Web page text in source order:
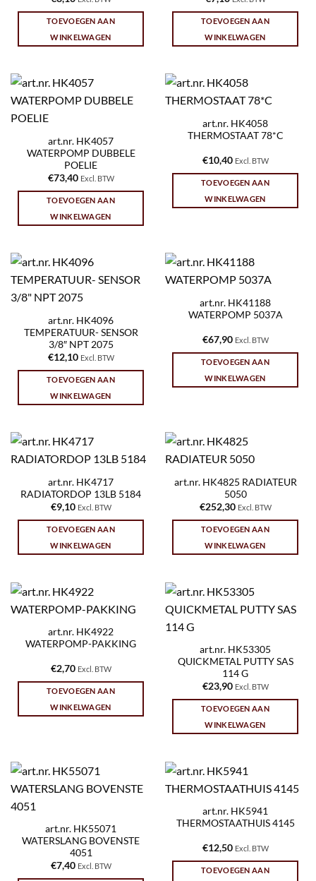
TOEVOEGEN AAN
WINKELWAGEN
TOEVOEGEN AAN
WINKELWAGEN
art.nr. HK4057
WATERPOMP DUBBELE
POELIE
€73,40 Excl. BTW
TOEVOEGEN AAN
WINKELWAGEN
art.nr. HK4058
THERMOSTAAT 78*C
€10,40 Excl. BTW
TOEVOEGEN AAN
WINKELWAGEN
art.nr. HK4096
TEMPERATUUR- SENSOR
3/8″ NPT 2075
€12,10 Excl. BTW
TOEVOEGEN AAN
WINKELWAGEN
art.nr. HK41188
WATERPOMP 5037A
€67,90 Excl. BTW
TOEVOEGEN AAN
WINKELWAGEN
art.nr. HK4717
RADIATORDOP 13LB 5184
€9,10 Excl. BTW
TOEVOEGEN AAN
WINKELWAGEN
art.nr. HK4825 RADIATEUR
5050
€252,30 Excl. BTW
TOEVOEGEN AAN
WINKELWAGEN
art.nr. HK4922
WATERPOMP-PAKKING
€2,70 Excl. BTW
TOEVOEGEN AAN
WINKELWAGEN
art.nr. HK53305
QUICKMETAL PUTTY SAS
114 G
€23,90 Excl. BTW
TOEVOEGEN AAN
WINKELWAGEN
art.nr. HK55071
WATERSLANG BOVENSTE
4051
€7,40 Excl. BTW
art.nr. HK5941
THERMOSTAATHUIS 4145
€12,50 Excl. BTW
TOEVOEGEN AAN